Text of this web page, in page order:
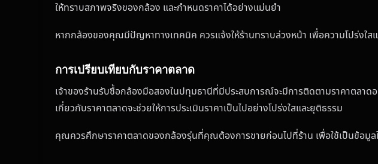
ให้ทราบสภาพจริงของกล้อง และกำหนดราคาได้อย่างแม่นยำ
หากกล้องของคุณมีปัญหาทางเทคนิค ควรแจ้งให้ร้านทราบล่วงหน้า เพื่อความโปร่งใ
การเปรียบเทียบกับราคาตลาด
เจ้าของร้านรับซื้อกล้องมือสองในปทุมธานีที่มีประสบการณ์จะมีการติดตามราคาตลา
เกี่ยวกับราคาตลาดจะช่วยให้การประเมินราคาเป็นไปอย่างโปร่งใสและยุติธรรม
คุณควรศึกษาราคาตลาดของกล้องรุ่นที่คุณต้องการขายก่อนไปที่ร้าน เพื่อใช้เป็นข้อมูล